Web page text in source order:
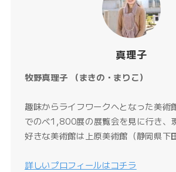
真理子
牧野真理子 （まきの・まりこ）
趣味からライフワークへとなった美術
でのべ1,800展の展覧会を見に行き、
好きな美術館は上原美術館（静岡県下
詳しいプロフィールはコチラ